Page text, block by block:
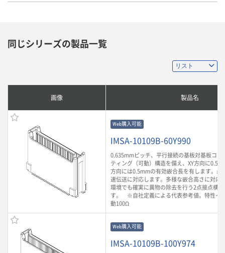
同じシリーズの製品一覧
画像 製品名
Web購入可能
IMSA-10109B-60Y990
0.635mmピッチ、平行接続の基板対基板コネ
ティング（可動）構造を備え、XY方向に
方向には0.5mmの有効嵌合長を有します。
速伝送に対応します。多様な嵌合高さに対応
環境でも確実に異物の除去を行う2点接点構
す。 ※自社定義による代表参考値。特性イ
動100Ω
Web購入可能
IMSA-10109B-100Y974